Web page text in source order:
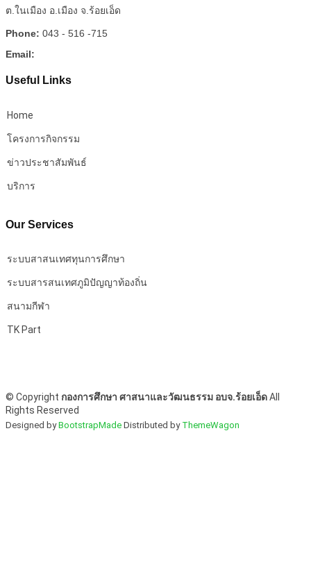
ต.ในเมือง อ.เมือง จ.ร้อยเอ็ด
Phone: 043 - 516 -715
Email:
Useful Links
Home
โครงการกิจกรรม
ข่าวประชาสัมพันธ์
บริการ
Our Services
ระบบสาสนเทศทุนการศึกษา
ระบบสารสนเทศภูมิปัญญาท้องถิ่น
สนามกีฬา
TK Part
© Copyright กองการศึกษา ศาสนาและวัฒนธรรม อบจ.ร้อยเอ็ดAll
Rights Reserved
Designed byBootstrapMade Distributed by ThemeWagon